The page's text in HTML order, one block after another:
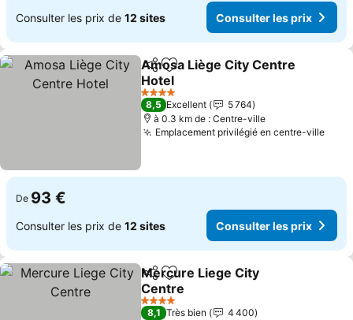
Consulter les prix de 12 sites Consulter les prix
PartagerAjouter à mes favoris
Amosa Liège City Centre
Hotel
4 Étoiles
8,5 Excellent
5 764
à 0.3 km de : Centre-ville
Emplacement privilégié en centre-ville
De 93 €
Consulter les prix de 12 sites Consulter les prix
PartagerAjouter à mes favoris
Mercure Liege City
Centre
4 Étoiles
8,1 Très bien
4 400